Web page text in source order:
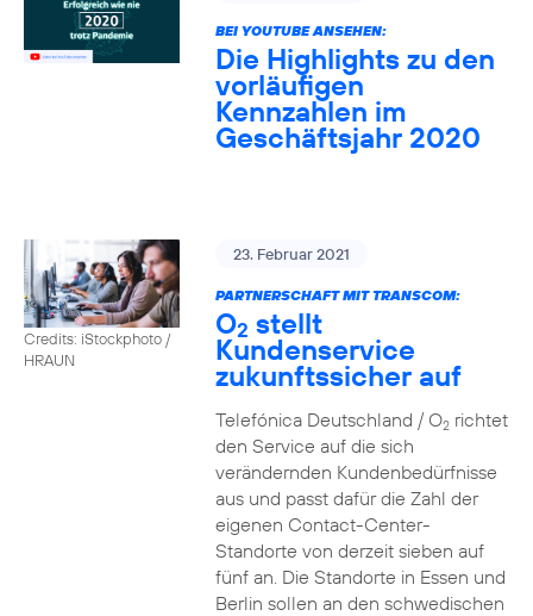
BEI YOUTUBE ANSEHEN:
Die Highlights zu den
vorläufigen
Kennzahlen im
Geschäftsjahr 2020
Credits: iStockphoto /
HRAUN
23. Februar 2021
PARTNERSCHAFT MIT TRANSCOM:
O2 stellt
Kundenservice
zukunftssicher auf
Telefónica Deutschland / O2richtet
den Service auf die sich
verändernden Kundenbedürfnisse
aus und passt dafür die Zahl der
eigenen Contact-Center-
Standorte von derzeit sieben auf
fünf an. Die Standorte in Essen und
Berlin sollen an den schwedischen